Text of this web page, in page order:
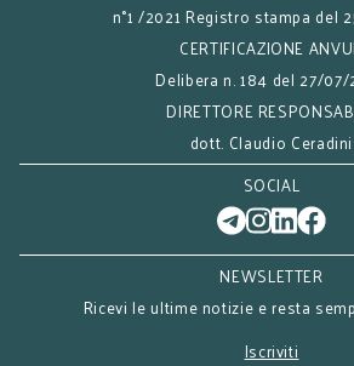
n°1 /2021 Registro stampa del
CERTIFICAZIONE
Delibera n. 184 del 27/07/
DIRETTORE
dott. Claudio Ceradini
SOCIAL
NEWSLETTER
Ricevi le ultime notizie e resta
Iscriviti